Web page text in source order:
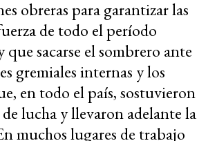
obreras para garantizar las
de todo el período
que sacarse el sombrero ante
gremiales internas y los
en todo el país, sostuvieron
de lucha y llevaron adelante la
muchos lugares de trabajo